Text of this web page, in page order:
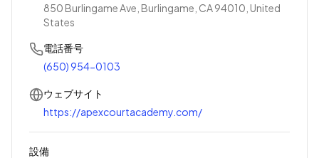
850 Burlingame Ave, Burlingame, CA 94010, United
States
電話番号
(650) 954-0103
ウェブサイト
https://apexcourtacademy.com/
設備